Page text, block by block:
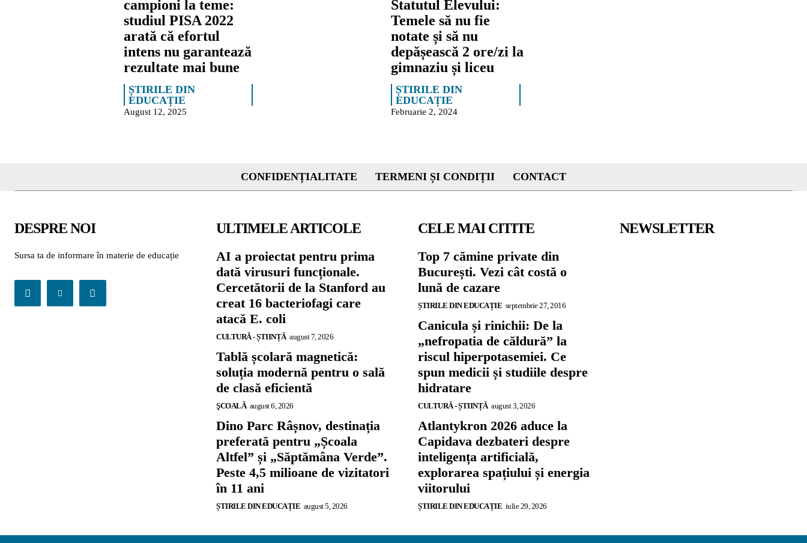
campioni la teme:
studiul PISA 2022
arată că efortul
intens nu garantează
rezultate mai bune
ȘTIRILE DIN
EDUCAȚIE
August 12, 2025
Statutul Elevului:
Temele să nu fie
notate și să nu
depășească 2 ore/zi la
gimnaziu și liceu
ȘTIRILE DIN
EDUCAȚIE
Februarie 2, 2024
CONFIDENȚIALITATE TERMENI ȘI CONDIȚII CONTACT
DESPRE NOI
Sursa ta de informare în materie de educație
ULTIMELE ARTICOLE
AI a proiectat pentru prima
dată virusuri funcționale.
Cercetătorii de la Stanford au
creat 16 bacteriofagi care
atacă E. coli
CULTURĂ - ȘTIINȚĂ august 7, 2026
Tablă școlară magnetică:
soluția modernă pentru o sală
de clasă eficientă
ŞCOALĂ august 6, 2026
Dino Parc Râșnov, destinația
preferată pentru „Școala
Altfel” și „Săptămâna Verde”.
Peste 4,5 milioane de vizitatori
în 11 ani
ȘTIRILE DIN EDUCAȚIE august 5, 2026
CELE MAI CITITE
Top 7 cămine private din
București. Vezi cât costă o
lună de cazare
ȘTIRILE DIN EDUCAȚIE septembrie 27, 2016
Canicula și rinichii: De la
„nefropatia de căldură” la
riscul hiperpotasemiei. Ce
spun medicii și studiile despre
hidratare
CULTURĂ - ȘTIINȚĂ august 3, 2026
Atlantykron 2026 aduce la
Capidava dezbateri despre
inteligența artificială,
explorarea spațiului și energia
viitorului
ȘTIRILE DIN EDUCAȚIE iulie 29, 2026
NEWSLETTER